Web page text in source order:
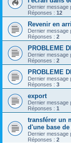
Dernier message
Réponses : 12
Revenir en
Dernier message
Réponses : 2
PROBLEME
Dernier message
Réponses : 2
PROBLEME
Dernier message
Réponses : 3
export
Dernier message
Réponses : 1
transférer un
d'une base
Dernier message
Réponses : 2